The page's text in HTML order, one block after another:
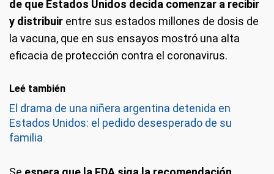
de que Estados Unidos decida comenzar a recibir
y distribuir entre sus estados millones de dosis de
la vacuna, que en sus ensayos mostró una alta
eficacia de protección contra el coronavirus.
Leé también
El drama de una niñera argentina detenida en
Estados Unidos: el pedido desesperado de su
familia